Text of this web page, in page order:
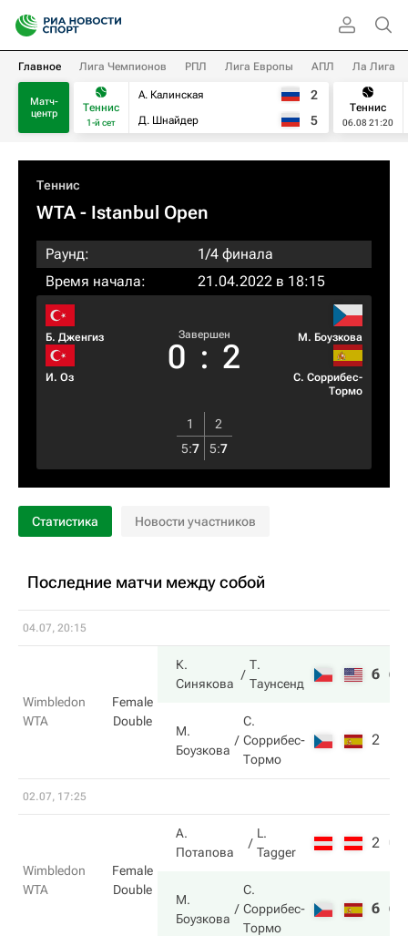
Главное Лига Чемпионов РПЛ Лига Европы АПЛ Ла Лига
Матч-
центр
Теннис
1-й сет
А. Калинская
Д. Шнайдер
2
5
Теннис
06.08 21:20
Теннис
WTA- Istanbul Open
Раунд:
1/4 финала
Время начала:
21.04.2022 в 18:15
Б. Дженгиз
И. Оз
Завершен
0 : 2
М. Боузкова
С. Соррибес-
Тормо
1
2
5:7 5:7
Статистика Новости участников
Последние матчи между собой
04.07, 20:15
Wimbledon
WTA
Female
Double
К.
Синякова
Т.
Таунсенд
6 6
М.
Боузкова
С.
Соррибес-
Тормо
2
02.07, 17:25
Wimbledon
WTA
Female
Double
А.
Потапова
L.
Tagger
2 0
М.
Боузкова
С.
Соррибес-
Тормо
6 6